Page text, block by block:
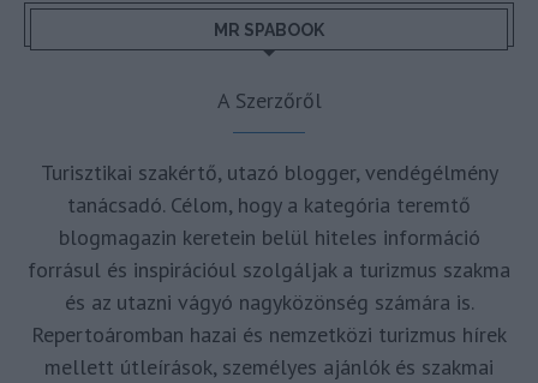
MR SPABOOK
A Szerzőről
Turisztikai szakértő, utazó blogger, vendégélmény
tanácsadó. Célom, hogy a kategória teremtő
blogmagazin keretein belül hiteles információ
forrásul és inspirációul szolgáljak a turizmus szakma
és az utazni vágyó nagyközönség számára is.
Repertoáromban hazai és nemzetközi turizmus hírek
mellett útleírások, személyes ajánlók és szakmai